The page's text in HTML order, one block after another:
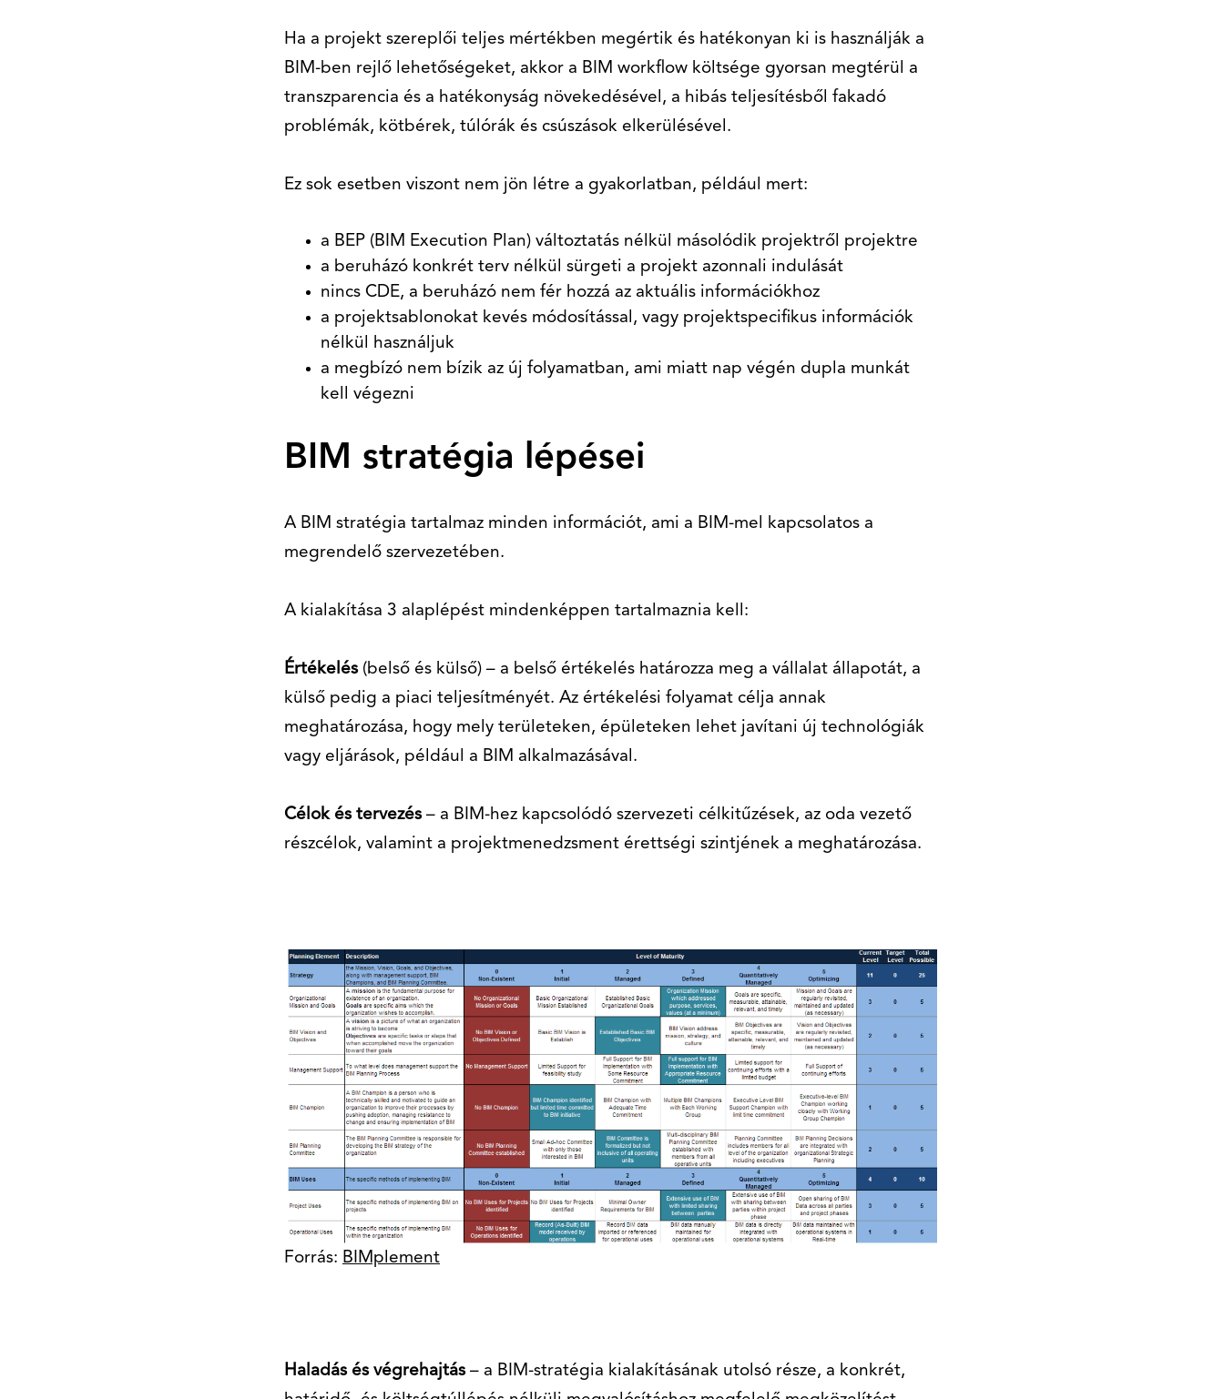
Ha a projekt szereplői teljes mértékben megértik és hatékonyan ki is használják a
BIM-ben rejlő lehetőségeket, akkor a BIM workflow költsége gyorsan megtérül a
transzparencia és a hatékonyság növekedésével, a hibás teljesítésből fakadó
problémák, kötbérek, túlórák és csúszások elkerülésével.
Ez sok esetben viszont nem jön létre a gyakorlatban, például mert:
a BEP (BIM Execution Plan) változtatás nélkül másolódik projektről projektre
a beruházó konkrét terv nélkül sürgeti a projekt azonnali indulását
nincs CDE, a beruházó nem fér hozzá az aktuális információkhoz
a projektsablonokat kevés módosítással, vagy projektspecifikus információk
nélkül használjuk
a megbízó nem bízik az új folyamatban, ami miatt nap végén dupla munkát
kell végezni
BIM stratégia lépései
A BIM stratégia tartalmaz minden információt, ami a BIM-mel kapcsolatos a
megrendelő szervezetében.
A kialakítása 3 alaplépést mindenképpen tartalmaznia kell:
Értékelés(belső és külső) – a belső értékelés határozza meg a vállalat állapotát, a
külső pedig a piaci teljesítményét. Az értékelési folyamat célja annak
meghatározása, hogy mely területeken, épületeken lehet javítani új technológiák
vagy eljárások, például a BIM alkalmazásával.
Célok és tervezés – a BIM-hez kapcsolódó szervezeti célkitűzések, az oda vezető
részcélok, valamint a projektmenedzsment érettségi szintjének a meghatározása.
Forrás: BIMplement
Haladás és végrehajtás – a BIM-stratégia kialakításának utolsó része, a konkrét,